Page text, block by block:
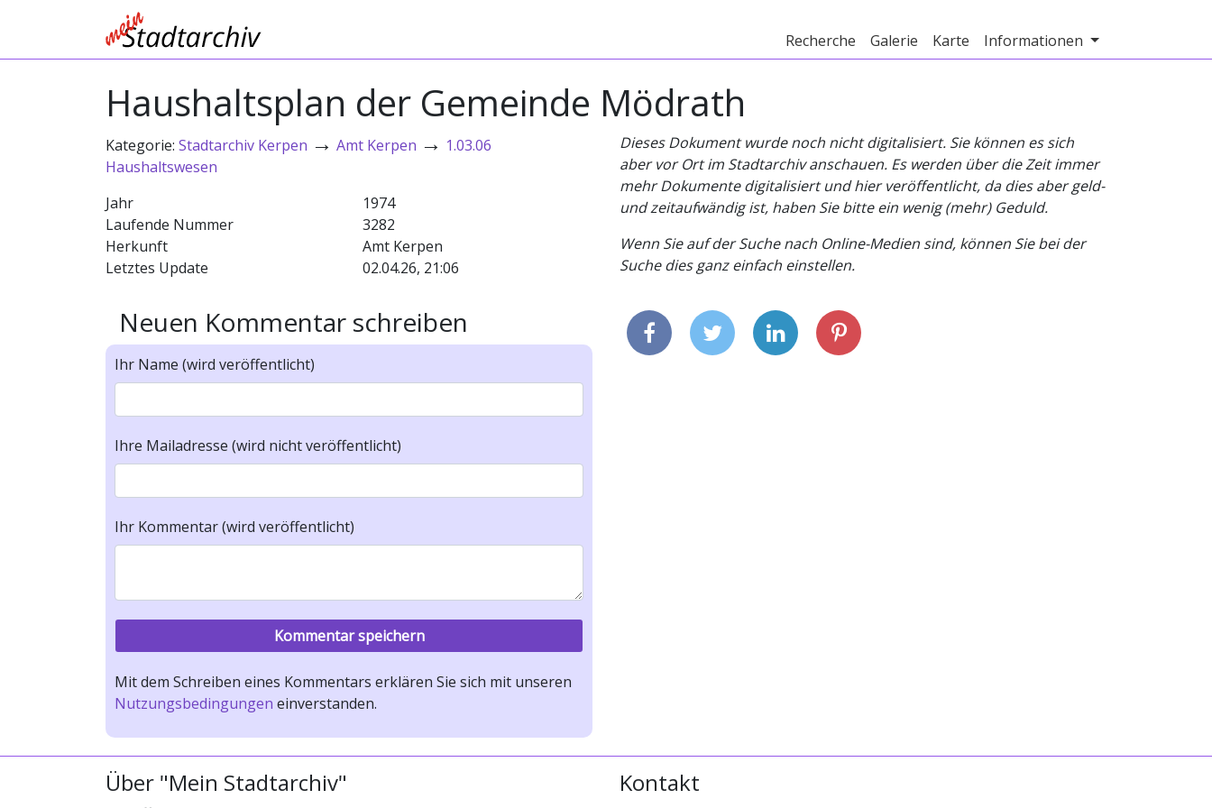
Recherche Galerie Karte Informationen
Haushaltsplan der Gemeinde Mödrath
Kategorie: Stadtarchiv Kerpen → Amt Kerpen → 1.03.06
Haushaltswesen
Jahr
1974
Laufende Nummer
3282
Herkunft
Amt Kerpen
Letztes Update
02.04.26, 21:06
Neuen Kommentar schreiben
Ihr Name (wird veröffentlicht)
Ihre Mailadresse (wird nicht veröffentlicht)
Ihr Kommentar (wird veröffentlicht)
Mit dem Schreiben eines Kommentars erklären Sie sich mit unseren
Nutzungsbedingungen einverstanden.
Dieses Dokument wurde noch nicht digitalisiert. Sie können es sich
aber vor Ort im Stadtarchiv anschauen. Es werden über die Zeit immer
mehr Dokumente digitalisiert und hier veröffentlicht, da dies aber geld-
und zeitaufwändig ist, haben Sie bitte ein wenig (mehr) Geduld.
Wenn Sie auf der Suche nach Online-Medien sind, können Sie bei der
Suche dies ganz einfach einstellen.
Über "Mein Stadtarchiv" Kontakt